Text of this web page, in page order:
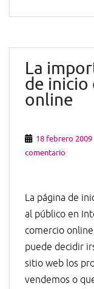
La
de inicio
online
18 febrero 2009
comentario
La página de
al público en
comercio
puede decidir
sitio web los
vendemos o